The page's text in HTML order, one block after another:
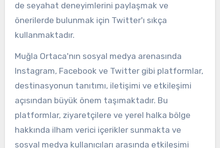
de seyahat deneyimlerini paylaşmak ve
önerilerde bulunmak için Twitter'ı sıkça
kullanmaktadır.
Muğla Ortaca'nın sosyal medya arenasında
Instagram, Facebook ve Twitter gibi platformlar,
destinasyonun tanıtımı, iletişimi ve etkileşimi
açısından büyük önem taşımaktadır. Bu
platformlar, ziyaretçilere ve yerel halka bölge
hakkında ilham verici içerikler sunmakta ve
sosyal medya kullanıcıları arasında etkileşimi